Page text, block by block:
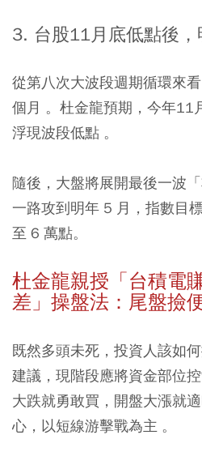
3. 台股11月底低點後
從第八次大波段週期循環來
個月 。杜金龍預期，今年11
浮現波段低點 。
隨後，大盤將展開最後一波
一路攻到明年 5 月，指數目
至 6 萬點。
杜金龍親授「台積電
差」操盤法：尾盤撿
既然多頭未死，投資人該如
建議，現階段應將資金部位
大跌就勇敢買，開盤大漲就
心，以短線游擊戰為主 。